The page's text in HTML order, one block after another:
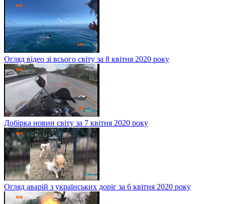
Огляд відео зі всього світу за 8 квітня 2020 року
Добірка новин світу за 7 квітня 2020 року
Огляд аварій з українських доріг за 6 квітня 2020 року